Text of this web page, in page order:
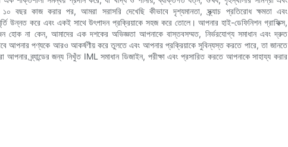
বছর কাজ করার পর, আমরা সরাসরি দেখেছি কীভাবে দৃশ্যমানতা, স্ক্র্যাচ প্রতিরোধ ক্ষমতা এবং
উন্নত করে এবং একই সাথে উৎপাদন প্রক্রিয়াকে সহজ করে তোলে। আপনার হাই-ডেফিনিশন গ্রাফিক্স,
হোক না কেন, আমাদের এক দশকের অভিজ্ঞতা আপনাকে বাস্তবসম্মত, নির্ভরযোগ্য সমাধান এবং দ্রুত
আপনার পণ্যকে আরও আকর্ষণীয় করে তুলতে এবং আপনার প্রক্রিয়াকে সুবিন্যস্ত করতে পারে, তা জানতে
ব্র্যান্ডের জন্য নিখুঁত IML সমাধান ডিজাইন, পরীক্ষা এবং প্রসারিত করতে আপনাকে সাহায্য করার